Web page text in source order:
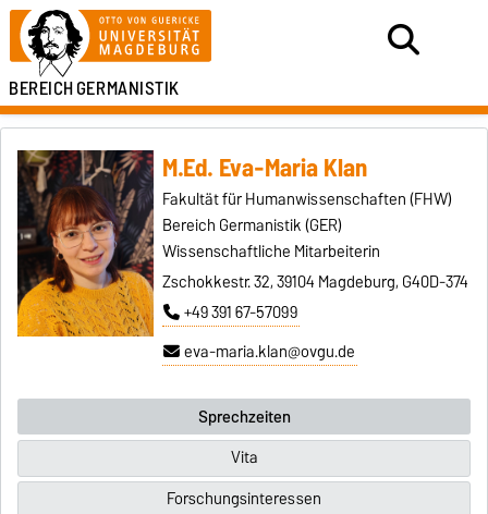
BEREICHGERMANISTIK
M.Ed. Eva-Maria Klan
Fakultät für Humanwissenschaften (FHW)
Bereich Germanistik (GER)
Wissenschaftliche Mitarbeiterin
Zschokkestr. 32, 39104 Magdeburg, G40D-374
+49 391 67-57099
eva-maria.klan@ovgu.de
Sprechzeiten
Vita
Forschungsinteressen